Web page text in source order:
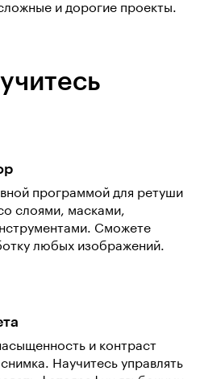
и дорогие проекты.
программой для ретуши
слоями, масками,
Сможете
любых изображений.
и контраст
Научитесь управлять